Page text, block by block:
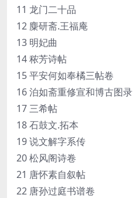
11 龙门二十品
12 麋研斋.王福庵
13 明妃曲
14 秾芳诗帖
15 平安何如奉橘三帖卷
16 泊如斋重修宣和博古图录
17 三希帖
18 石鼓文.拓本
19 说文解字系传
20 松风阁诗卷
21 唐怀素自叙帖
22 唐孙过庭书谱卷